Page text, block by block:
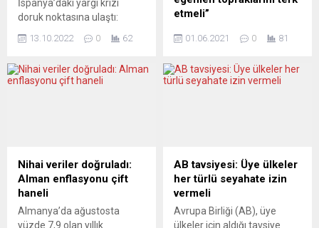
anksiyete gibi sorunlarla
karşı karşıya...
olmayacak” vaadi ile Alman
samimi olduğunu aşısızlar
İspanya’daki yargı krizi
doruk noktasına ulaştı:
Yüksek Kurulu’nun
için çok sayıda önemli hakim
pozisyonu boş duruyor.
nihayet istifa etti ve
sosyalist Başbakan Pedro
Sánchez, merkez sağcı
Núñez Feijoo ile konuyu
13.10.2022 0 62
etmeli”
Emmanuel Macron,
Paşinyan’la bir araya geldi
ve barış tesis edilmesi için
toplantısında Ermenistan’la
Azerbaycan arasında 6 ay
önce ateşkes imzalandığını
serbest bırakılması ve
01.06.2021 0 81
Nihai veriler doğruladı:
Alman enflasyonu çift
haneli
Almanya’da ağustosta
yüzde 7,9 olan yıllık
AB tavsiyesi: Üye ülkeler
her türlü seyahate izin
vermeli
Avrupa Birliği (AB), üye
ülkeler için aldığı tavsiye